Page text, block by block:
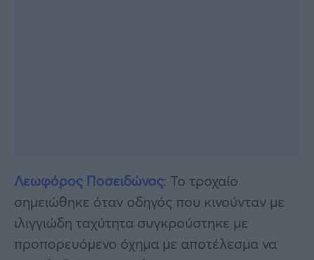
Λεωφόρος Ποσειδώνος: Το τροχαίο
σημειώθηκε όταν οδηγός που κινούνταν με
ιλιγγιώδη ταχύτητα συγκρούστηκε με
προπορευόμενο όχημα με αποτέλεσμα να